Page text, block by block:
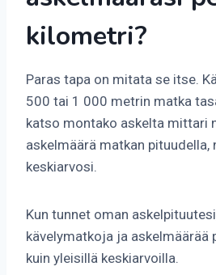
kilometri?
Paras tapa on mitata se itse.
500 tai 1 000 metrin matka
katso montako askelta mittari
askelmäärä matkan pituudella,
keskiarvosi.
Kun tunnet oman
kävelymatkoja ja askelmäärää
kuin yleisillä keskiarvoilla.